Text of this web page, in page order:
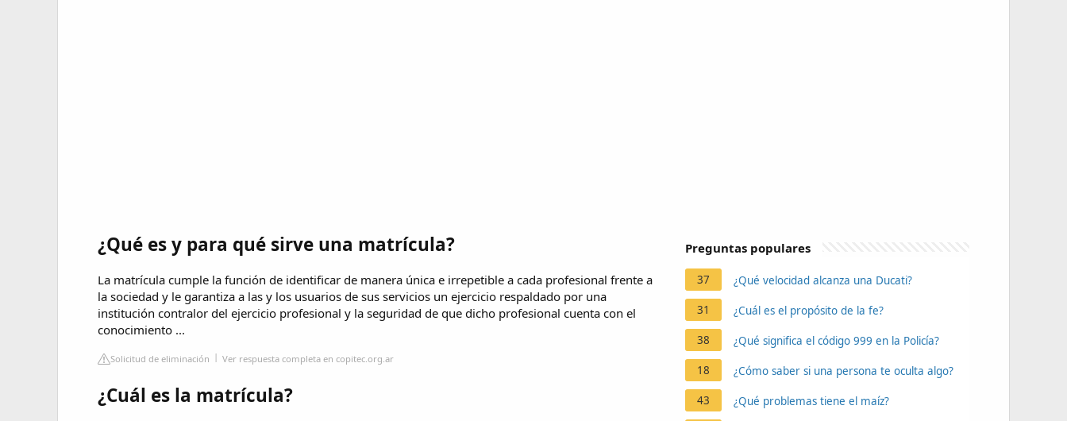
¿Qué es y para qué sirve una matrícula?
La matrícula cumple la función de identificar de manera única e irrepetible a cada profesional frente a
la sociedad y le garantiza a las y los usuarios de sus servicios un ejercicio respaldado por una
institución contralor del ejercicio profesional y la seguridad de que dicho profesional cuenta con el
conocimiento ...
Solicitud de eliminación Ver respuesta completa en copitec.org.ar
¿Cuál es la matrícula?
Preguntas populares
37 ¿Qué velocidad alcanza una Ducati?
31 ¿Cuál es el propósito de la fe?
38 ¿Qué significa el código 999 en la Policía?
18 ¿Cómo saber si una persona te oculta algo?
43 ¿Qué problemas tiene el maíz?